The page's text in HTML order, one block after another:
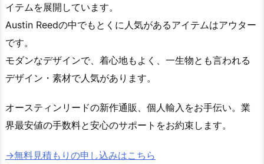
イテムを展開しています。
Austin Reedの中でもとくに人気があるアイテムはアウター
です。
モダンなデザインで、着心地もよく、一生物とも言われる
デザイン・素材で人気があります。
オースティンリードの新作通販、個人輸入をお手伝い。業
界最安値の手数料と安心のサポートをお約束します。
→無料見積もりの申し込みはこちら